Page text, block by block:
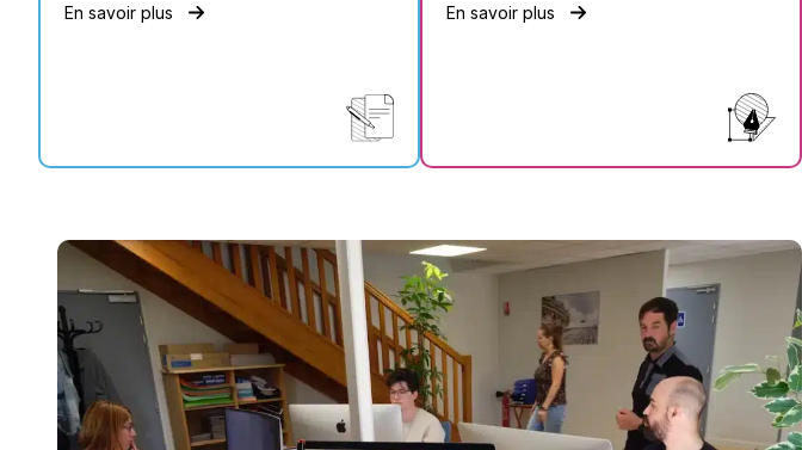
En savoir plus En savoir plus